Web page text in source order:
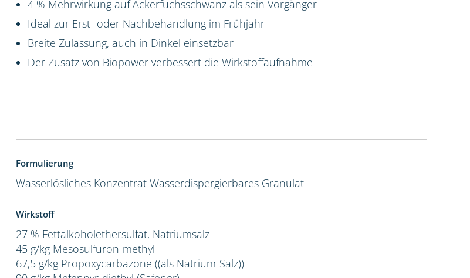
4 % Mehrwirkung auf Ackerfuchsschwanz als sein Vorgänger
Ideal zur Erst- oder Nachbehandlung im Frühjahr
Breite Zulassung, auch in Dinkel einsetzbar
Der Zusatz von Biopower verbessert die Wirkstoffaufnahme
Formulierung
Wasserlösliches Konzentrat Wasserdispergierbares Granulat
Wirkstoff
27 % Fettalkoholethersulfat, Natriumsalz
45 g/kg Mesosulfuron-methyl
67,5 g/kg Propoxycarbazone ((als Natrium-Salz))